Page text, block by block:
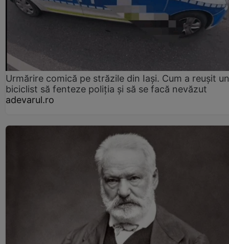
Urmărire comică pe străzile din Iași. Cum a reușit un
biciclist să fenteze poliția și să se facă nevăzut
adevarul.ro